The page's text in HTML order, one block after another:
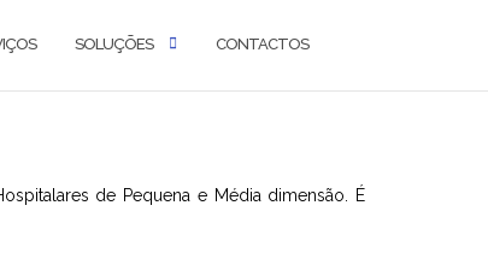
SOLUÇÕES CONTACTOS
de Pequena e Média dimensão. É